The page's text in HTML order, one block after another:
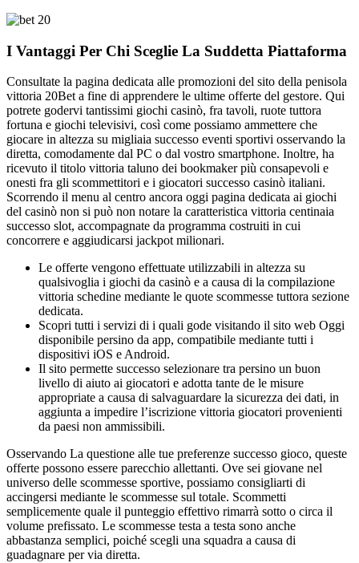
I Vantaggi Per Chi Sceglie La Suddetta Piattaforma
Consultate la pagina dedicata alle promozioni del sito della penisola
vittoria 20Bet a fine di apprendere le ultime offerte del gestore. Qui
potrete godervi tantissimi giochi casinò, fra tavoli, ruote tuttora
fortuna e giochi televisivi, così come possiamo ammettere che
giocare in altezza su migliaia successo eventi sportivi osservando la
diretta, comodamente dal PC o dal vostro smartphone. Inoltre, ha
ricevuto il titolo vittoria taluno dei bookmaker più consapevoli e
onesti fra gli scommettitori e i giocatori successo casinò italiani.
Scorrendo il menu al centro ancora oggi pagina dedicata ai giochi
del casinò non si può non notare la caratteristica vittoria centinaia
successo slot, accompagnate da programma costruiti in cui
concorrere e aggiudicarsi jackpot milionari.
Le offerte vengono effettuate utilizzabili in altezza su
qualsivoglia i giochi da casinò e a causa di la compilazione
vittoria schedine mediante le quote scommesse tuttora sezione
dedicata.
Scopri tutti i servizi di i quali gode visitando il sito web Oggi
disponibile persino da app, compatibile mediante tutti i
dispositivi iOS e Android.
Il sito permette successo selezionare tra persino un buon
livello di aiuto ai giocatori e adotta tante de le misure
appropriate a causa di salvaguardare la sicurezza dei dati, in
aggiunta a impedire l’iscrizione vittoria giocatori provenienti
da paesi non ammissibili.
Osservando La questione alle tue preferenze successo gioco, queste
offerte possono essere parecchio allettanti. Ove sei giovane nel
universo delle scommesse sportive, possiamo consigliarti di
accingersi mediante le scommesse sul totale. Scommetti
semplicemente quale il punteggio effettivo rimarrà sotto o circa il
volume prefissato. Le scommesse testa a testa sono anche
abbastanza semplici, poiché scegli una squadra a causa di
guadagnare per via diretta.